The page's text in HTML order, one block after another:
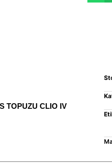
TOPUZU CLIO IV